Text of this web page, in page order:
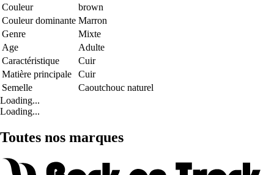
Couleur
brown
Couleur dominante Marron
Genre
Mixte
Age
Adulte
Caractéristique
Cuir
Matière principale
Cuir
Semelle
Caoutchouc naturel
Loading...
Loading...
Toutes nos marques